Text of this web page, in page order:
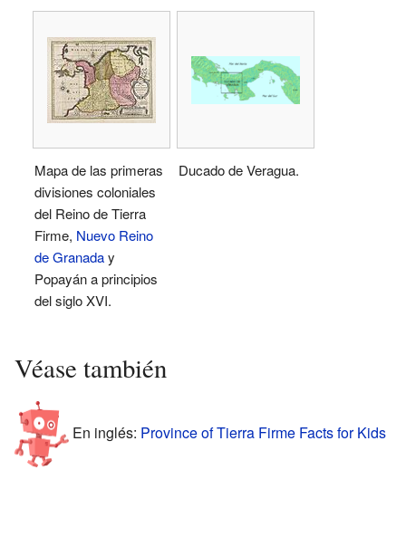
Mapa de las primeras
divisiones coloniales
del Reino de Tierra
Firme, Nuevo Reino
de Granaday
Popayán a principios
del siglo XVI.
Ducado de Veragua.
Véase también
En inglés: Province of Tierra Firme Facts for Kids